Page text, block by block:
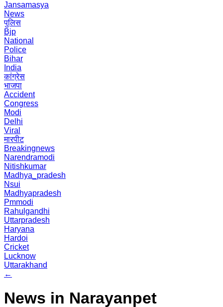
Jansamasya
News
पुलिस
Bjp
National
Police
Bihar
India
कांग्रेस
भाजपा
Accident
Congress
Modi
Delhi
Viral
मारपीट
Breakingnews
Narendramodi
Nitishkumar
Madhya_pradesh
Nsui
Madhyapradesh
Pmmodi
Rahulgandhi
Uttarpradesh
Haryana
Hardoi
Cricket
Lucknow
Uttarakhand
←
News in Narayanpet